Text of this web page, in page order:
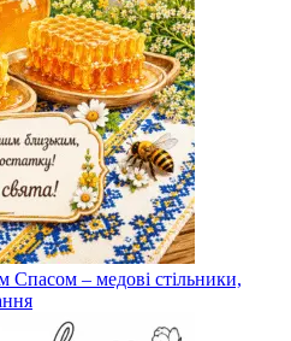
Спасом – медові стільники,